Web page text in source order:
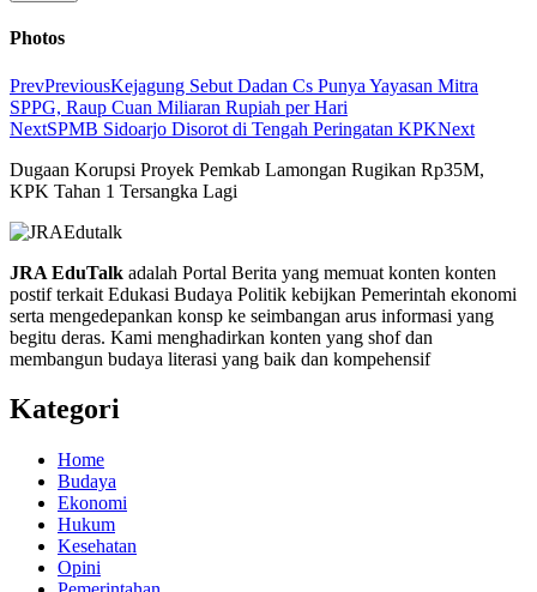
Photos
PrevPreviousKejagung Sebut Dadan Cs Punya Yayasan Mitra
SPPG, Raup Cuan Miliaran Rupiah per Hari
Next‎‎SPMB Sidoarjo Disorot di Tengah Peringatan KPKNext
Dugaan Korupsi Proyek Pemkab Lamongan Rugikan Rp35M,
KPK Tahan 1 Tersangka Lagi
JRA EduTalk adalah Portal Berita yang memuat konten konten
postif terkait Edukasi Budaya Politik kebijkan Pemerintah ekonomi
serta mengedepankan konsp ke seimbangan arus informasi yang
begitu deras. Kami menghadirkan konten yang shof dan
membangun budaya literasi yang baik dan kompehensif
Kategori
Home
Budaya
Ekonomi
Hukum
Kesehatan
Opini